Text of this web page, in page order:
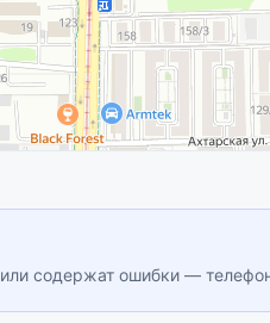
или содержат ошибки —